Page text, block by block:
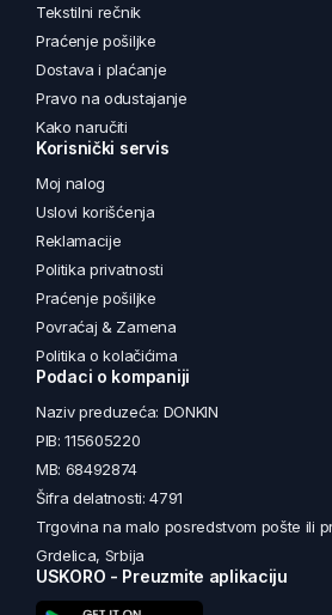
Tekstilni rečnik
Praćenje pošiljke
Dostava i plaćanje
Pravo na odustajanje
Kako naručiti
Korisnički servis
Moj nalog
Uslovi korišćenja
Reklamacije
Politika privatnosti
Praćenje pošiljke
Povraćaj & Zamena
Politika o kolačićima
Podaci o kompaniji
Naziv preduzeća: DONKIN
PIB: 115605220
MB: 68492874
Šifra delatnosti: 4791
Trgovina na malo posredstvom pošte ili
Grdelica, Srbija
USKORO - Preuzmite aplikaciju